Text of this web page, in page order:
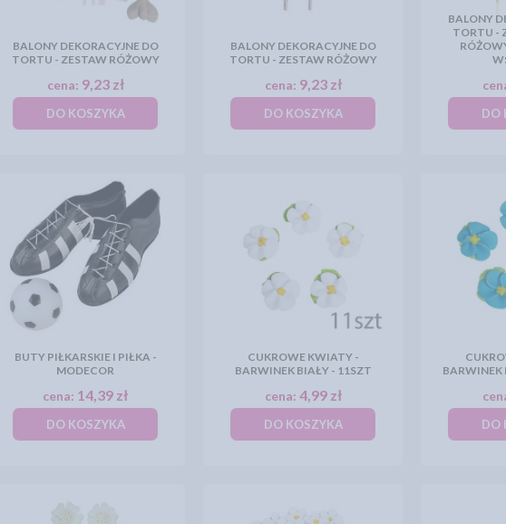
BALONY DEKORACYJNE DO
TORTU - ZESTAW RÓŻOWY
cena: 9,23 zł
DO KOSZYKA
BALONY DEKORACYJNE DO
TORTU - ZESTAW RÓŻOWY
cena: 9,23 zł
DO KOSZYKA
BALONY
TORTU -
DO
BUTY PIŁKARSKIE I PIŁKA -
MODECOR
cena: 14,39 zł
DO KOSZYKA
CUKROWE KWIATY -
BARWINEK BIAŁY - 11SZT
cena: 4,99 zł
DO KOSZYKA
BARWINEK
DO